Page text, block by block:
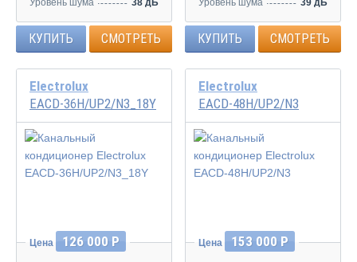
Уровень шума
38 дБ
КУПИТЬ СМОТРЕТЬ
Уровень шума
39 дБ
КУПИТЬ СМОТРЕТЬ
Electrolux
EACD-36H/UP2/N3_18Y
Цена 126 000 Р
Electrolux
EACD-48H/UP2/N3
Цена 153 000 Р